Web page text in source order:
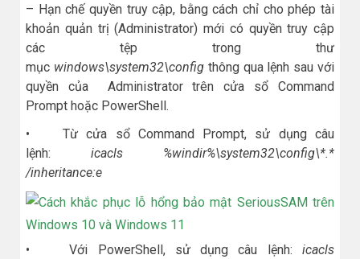
– Hạn chế quyền truy cập, bằng cách chỉ cho phép tài
khoản quản trị (Administrator) mới có quyền truy cập
các tệp trong thư
mục windows\system32\config thông qua lệnh sau với
quyền của Administrator trên cửa sổ Command
Prompt hoặc PowerShell.
• Từ cửa sổ Command Prompt, sử dụng câu
lệnh: icacls %windir%\system32\config\*.*
/inheritance:e
• Với PowerShell, sử dụng câu lệnh: icacls